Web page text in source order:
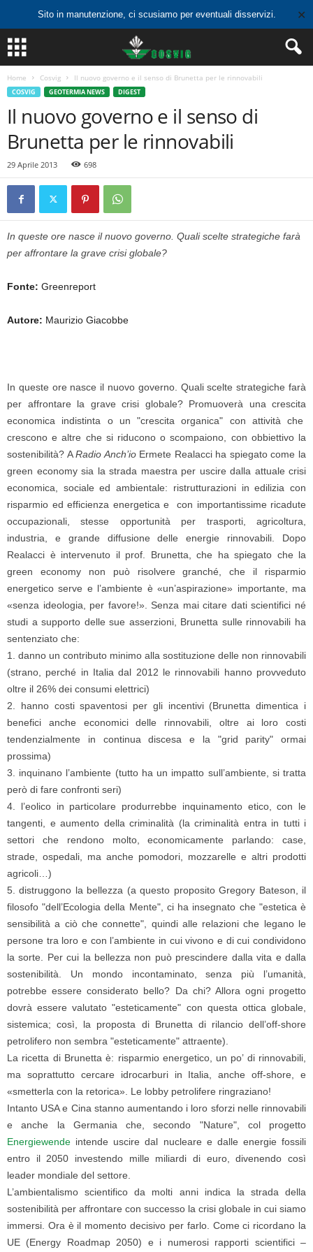
Sito in manutenzione, ci scusiamo per eventuali disservizi. ✕
Home Cosvig Il nuovo governo e il senso di Brunetta per le rinnovabili
COSVIG GEOTERMIA NEWS DIGEST
Il nuovo governo e il senso di
Brunetta per le rinnovabili
29 Aprile 2013 698
In queste ore nasce il nuovo governo. Quali scelte strategiche farà
per affrontare la grave crisi globale?
Fonte: Greenreport
Autore: Maurizio Giacobbe
In queste ore nasce il nuovo governo. Quali scelte strategiche farà
per affrontare la grave crisi globale? Promuoverà una crescita
economica indistinta o un "crescita organica" con attività che
crescono e altre che si riducono o scompaiono, con obbiettivo la
sostenibilità? ARadio Anch’ioErmete Realacci ha spiegato come la
green economy sia la strada maestra per uscire dalla attuale crisi
economica, sociale ed ambientale: ristrutturazioni in edilizia con
risparmio ed efficienza energetica e con importantissime ricadute
occupazionali, stesse opportunità per trasporti, agricoltura,
industria, e grande diffusione delle energie rinnovabili. Dopo
Realacci è intervenuto il prof. Brunetta, che ha spiegato che la
green economy non può risolvere granché, che il risparmio
energetico serve e l’ambiente è «un’aspirazione» importante, ma
«senza ideologia, per favore!». Senza mai citare dati scientifici né
studi a supporto delle sue asserzioni, Brunetta sulle rinnovabili ha
sentenziato che:
1. danno un contributo minimo alla sostituzione delle non rinnovabili
(strano, perché in Italia dal 2012 le rinnovabili hanno provveduto
oltre il 26% dei consumi elettrici)
2. hanno costi spaventosi per gli incentivi (Brunetta dimentica i
benefici anche economici delle rinnovabili, oltre ai loro costi
tendenzialmente in continua discesa e la "grid parity" ormai
prossima)
3. inquinano l’ambiente (tutto ha un impatto sull’ambiente, si tratta
però di fare confronti seri)
4. l’eolico in particolare produrrebbe inquinamento etico, con le
tangenti, e aumento della criminalità (la criminalità entra in tutti i
settori che rendono molto, economicamente parlando: case,
strade, ospedali, ma anche pomodori, mozzarelle e altri prodotti
agricoli…)
5. distruggono la bellezza (a questo proposito Gregory Bateson, il
filosofo "dell’Ecologia della Mente", ci ha insegnato che "estetica è
sensibilità a ciò che connette", quindi alle relazioni che legano le
persone tra loro e con l’ambiente in cui vivono e di cui condividono
la sorte. Per cui la bellezza non può prescindere dalla vita e dalla
sostenibilità. Un mondo incontaminato, senza più l’umanità,
potrebbe essere considerato bello? Da chi? Allora ogni progetto
dovrà essere valutato "esteticamente" con questa ottica globale,
sistemica; così, la proposta di Brunetta di rilancio dell’off-shore
petrolifero non sembra "esteticamente" attraente).
La ricetta di Brunetta è: risparmio energetico, un po’ di rinnovabili,
ma soprattutto cercare idrocarburi in Italia, anche off-shore, e
«smetterla con la retorica». Le lobby petrolifere ringraziano!
Intanto USA e Cina stanno aumentando i loro sforzi nelle rinnovabili
e anche la Germania che, secondo "Nature", col progetto
Energiewende intende uscire dal nucleare e dalle energie fossili
entro il 2050 investendo mille miliardi di euro, divenendo così
leader mondiale del settore.
L’ambientalismo scientifico da molti anni indica la strada della
sostenibilità per affrontare con successo la crisi globale in cui siamo
immersi. Ora è il momento decisivo per farlo. Come ci ricordano la
UE (Energy Roadmap 2050) e i numerosi rapporti scientifici –